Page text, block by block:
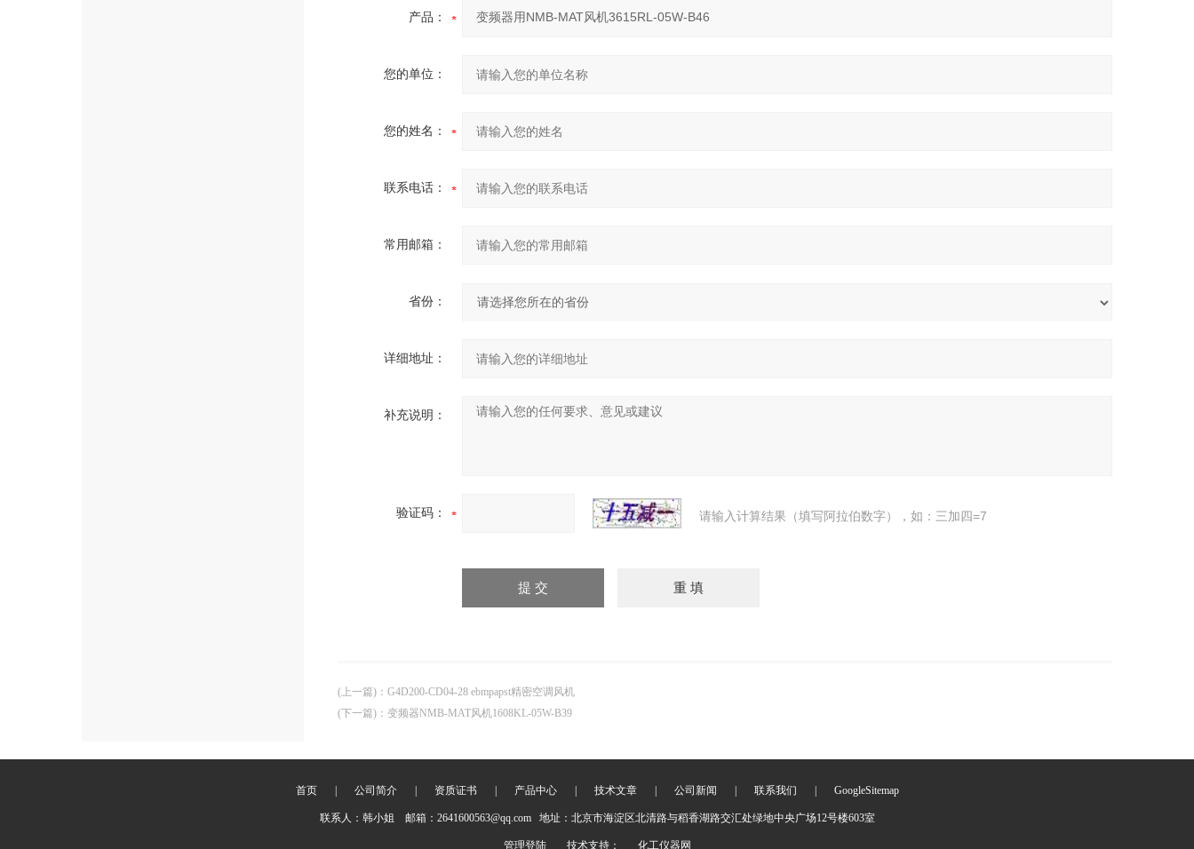
产品：
您的单位：
您的姓名：
联系电话：
常用邮箱：
省份：
详细地址：
补充说明：
验证码： 请输入计算结果（填写阿拉伯数字），如：三加四=7
(上一篇) ： G4D200-CD04-28 ebmpapst精密空调风机
(下一篇) ： 变频器NMB-MAT风机1608KL-05W-B39
首页 公司简介 资质证书 产品中心 技术文章 公司新闻 联系我们 GoogleSitemap
联系人：韩小姐 邮箱：2641600563@qq.com 地址：北京市海淀区北清路与稻香湖路交汇处绿地中央广场12号楼603室
管理登陆 技术支持： 化工仪器网